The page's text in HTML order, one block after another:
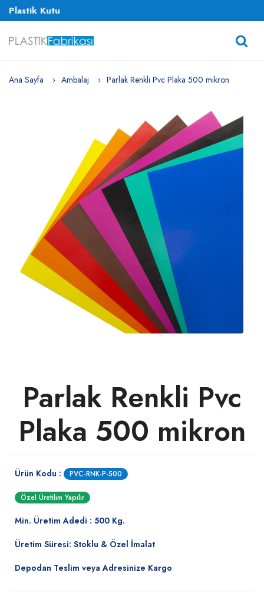
Plastik Kutu
Ana Sayfa Ambalaj Parlak Renkli Pvc Plaka 500 mikron
Parlak Renkli Pvc
Plaka 500 mikron
Ürün Kodu : PVC-RNK-P-500
Özel Üretilim Yapılır
Min. Üretim Adedi : 500 Kg.
Üretim Süresi: Stoklu & Özel İmalat
Depodan Teslim veya Adresinize Kargo